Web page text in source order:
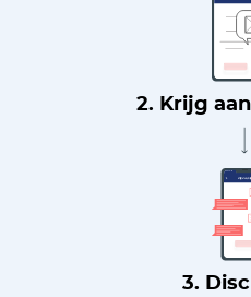
2. Krijg
3.